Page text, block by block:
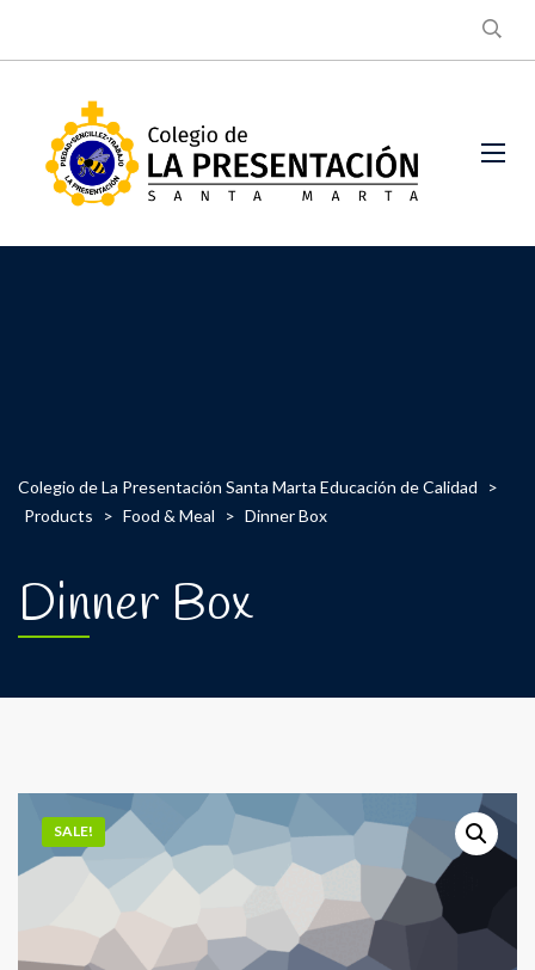
Colegio de La Presentación Santa Marta Educación de Calidad
>
Products
> Food & Meal > Dinner Box
Dinner Box
SALE!